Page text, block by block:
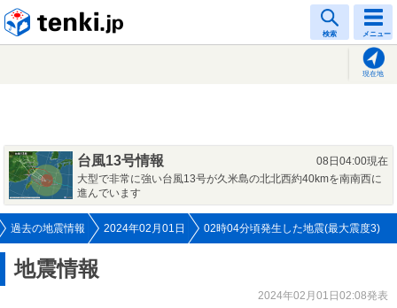
検索 メニュー
現在地
台風13号情報
08日04:00現在
大型で非常に強い台風13号が久米島の北北西約40kmを南南西に
進んでいます
過去の地震情報 2024年02月01日 02時04分頃発生した地震(最大震度3)
地震情報
2024年02月01日02:08発表